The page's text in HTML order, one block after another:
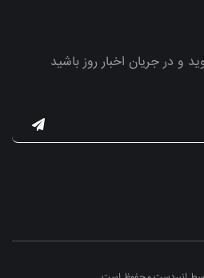
و در جریان اخبار روز باشید